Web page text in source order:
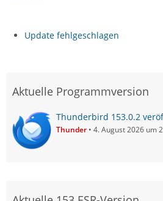
Update fehlgeschlagen
Aktuelle Programmversion
Thunderbird 153.0.2
Thunder 4. August 2026 um